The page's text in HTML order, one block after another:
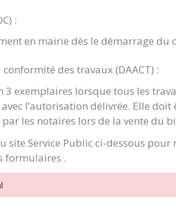
:
en mairie dès le démarrage du
des travaux (DAACT) :
3 exemplaires lorsque tous les
l’autorisation délivrée. Elle doit
les notaires lors de la vente du
site Service Public ci-dessous pour
formulaires .